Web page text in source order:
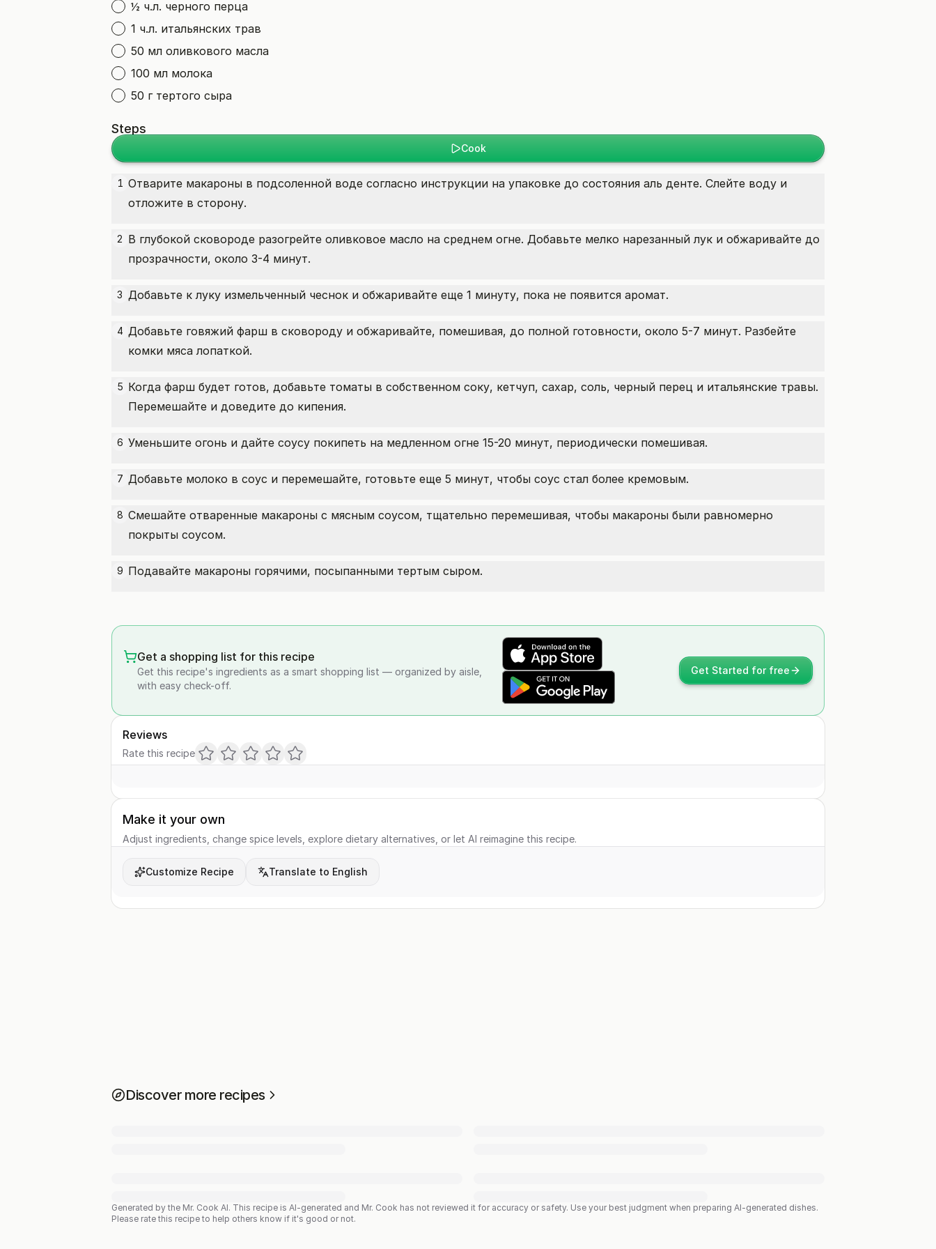
½ ч.л. черного перца
1 ч.л. итальянских трав
50 мл оливкового масла
100 мл молока
50 г тертого сыра
Steps
Cook
1 Отварите макароны в подсоленной воде согласно инструкции на упаковке до состояния аль денте. Слейте воду и
отложите в сторону.
2 В глубокой сковороде разогрейте оливковое масло на среднем огне. Добавьте мелко нарезанный лук и обжаривайте до
прозрачности, около 3-4 минут.
3 Добавьте к луку измельченный чеснок и обжаривайте еще 1 минуту, пока не появится аромат.
4 Добавьте говяжий фарш в сковороду и обжаривайте, помешивая, до полной готовности, около 5-7 минут. Разбейте
комки мяса лопаткой.
5 Когда фарш будет готов, добавьте томаты в собственном соку, кетчуп, сахар, соль, черный перец и итальянские травы.
Перемешайте и доведите до кипения.
6 Уменьшите огонь и дайте соусу покипеть на медленном огне 15-20 минут, периодически помешивая.
7 Добавьте молоко в соус и перемешайте, готовьте еще 5 минут, чтобы соус стал более кремовым.
8 Смешайте отваренные макароны с мясным соусом, тщательно перемешивая, чтобы макароны были равномерно
покрыты соусом.
9 Подавайте макароны горячими, посыпанными тертым сыром.
Get a shopping list for this recipe
Get this recipe's ingredients as a smart shopping list — organized by aisle,
with easy check-off.
Get Started for free
Reviews
Rate this recipe
Make it your own
Adjust ingredients, change spice levels, explore dietary alternatives, or let AI reimagine this recipe.
Customize Recipe Translate to English
Discover more recipes
Generated by the Mr. Cook AI. This recipe is AI-generated and Mr. Cook has not reviewed it for accuracy or safety. Use your best judgment when preparing AI-generated dishes.
Please rate this recipe to help others know if it's good or not.